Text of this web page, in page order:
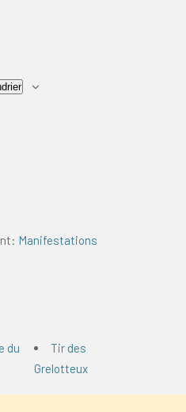
Manifestations
du
Tir des
Grelotteux